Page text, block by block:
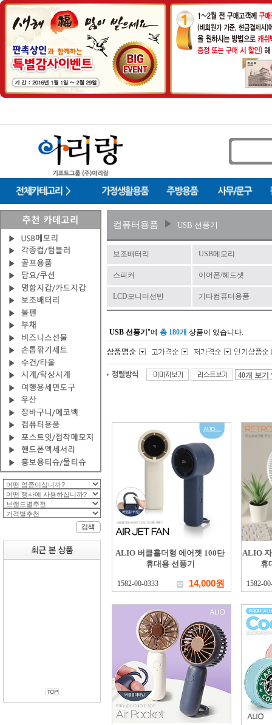
컴퓨터용품 USB 선풍기
보조배터리 USB메모리
스피커 이어폰/헤드셋
LCD모니터선반 기타컴퓨터용품
USB 선풍기 "에 총 180개 상품이 있습니다.
ALIO 버클홀더형 에어젯 100단
휴대용 선풍기
1582-00-0333 14,000원
ALIO
휴
1582-